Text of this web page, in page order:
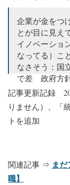
— 何者でもな
月15日
企業が金をつ
とが目に見え
イノベーショ
なってる）こ
なさそう：国
で差 政府方
— kazy
記事更新記録
りません）、「
トを追加
関連記事 ⇒ ま
職】